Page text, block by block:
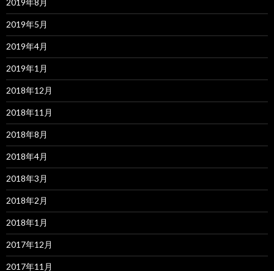
2019年8月
2019年5月
2019年4月
2019年1月
2018年12月
2018年11月
2018年8月
2018年4月
2018年3月
2018年2月
2018年1月
2017年12月
2017年11月